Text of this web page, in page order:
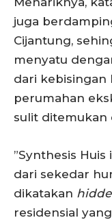
juga
Cijantung,
menyatu
dari kebisingan
perumahan
sulit ditemukan
”Synthesis
dari sekedar
dikatakan
residensial